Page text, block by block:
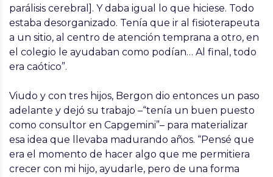
parálisis cerebral]. Y daba igual lo que hiciese. Todo
estaba desorganizado. Tenía que ir al fisioterapeuta
a un sitio, al centro de atención temprana a otro, en
el colegio le ayudaban como podían… Al final, todo
era caótico”.
Viudo y con tres hijos, Bergon dio entonces un paso
adelante y dejó su trabajo –“tenía un buen puesto
como consultor en Capgemini”– para materializar
esa idea que llevaba madurando años. “Pensé que
era el momento de hacer algo que me permitiera
crecer con mi hijo, ayudarle, pero de una forma